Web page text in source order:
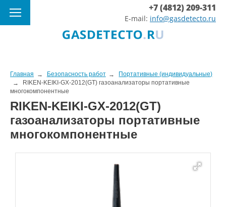
+7 (4812) 209-311
E-mail: info@gasdetecto.ru
Главная Безопасность работ
Портативные (индивидуальные)
RIKEN-KEIKI-GX-2012(GT) газоанализаторы портативные
многокомпонентные
RIKEN-KEIKI-GX-2012(GT)
газоанализаторы портативные
многокомпонентные